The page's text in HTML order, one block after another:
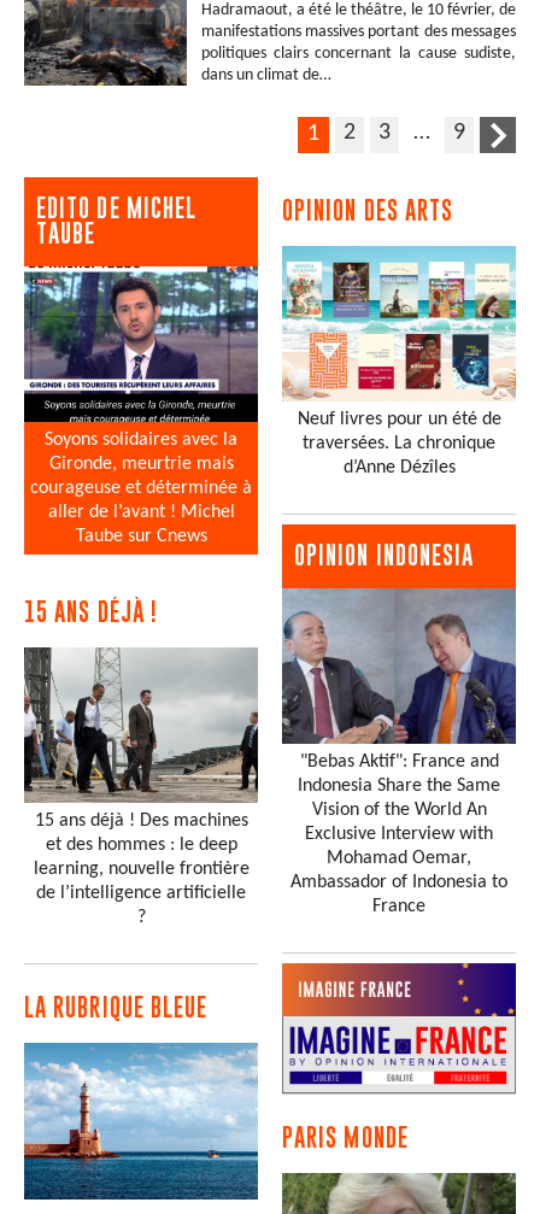
Hadramaout, a été le théâtre, le 10 février, de
manifestations massives portant des messages
politiques clairs concernant la cause sudiste,
dans un climat de…
1 2 3 … 9
EDITO DE MICHEL
TAUBE
Soyons solidaires avec la
Gironde, meurtrie mais
courageuse et déterminée à
aller de l’avant ! Michel
Taube sur Cnews
15 ANS DÉJÀ !
15 ans déjà ! Des machines
et des hommes : le deep
learning, nouvelle frontière
de l’intelligence artificielle
?
LA RUBRIQUE BLEUE
OPINION DES ARTS
Neuf livres pour un été de
traversées. La chronique
d’Anne Dézîles
OPINION INDONESIA
"Bebas Aktif": France and
Indonesia Share the Same
Vision of the World An
Exclusive Interview with
Mohamad Oemar,
Ambassador of Indonesia to
France
PARIS MONDE